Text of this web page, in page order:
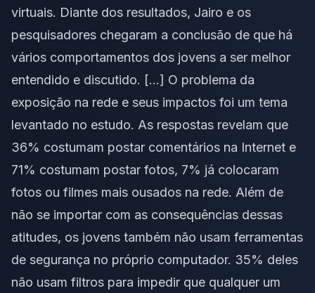
virtuais. Diante dos resultados, Jairo e os
pesquisadores chegaram a conclusão de que há
vários comportamentos dos jovens a ser melhor
entendido e discutido. […] O problema da
exposição na rede e seus impactos foi um tema
levantado no estudo. As respostas revelam que
36% costumam postar comentários na Internet e
71% costumam postar fotos, 7% já colocaram
fotos ou filmes mais ousados na rede. Além de
não se importar com as consequências dessas
atitudes, os jovens também não usam ferramentas
de segurança no próprio computador. 35% deles
não usam filtros para impedir que qualquer um